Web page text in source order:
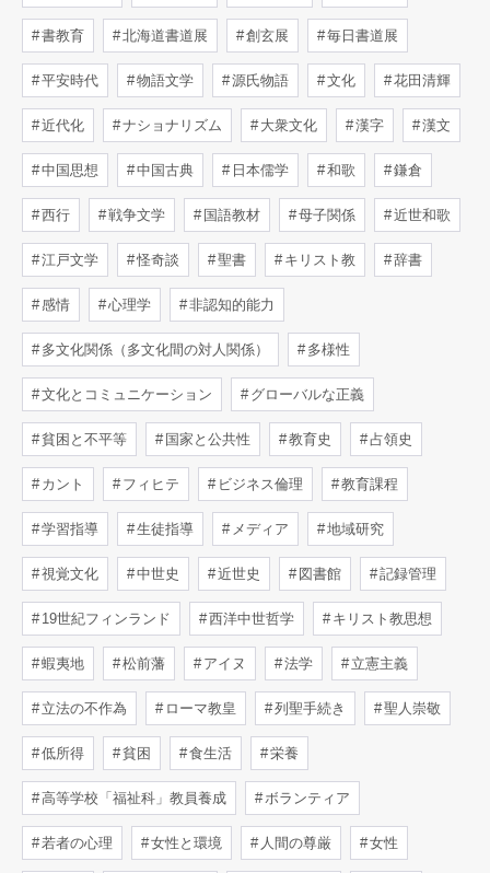
書教育 北海道書道展 創玄展 毎日書道展
平安時代 物語文学 源氏物語 文化 花田清輝
近代化 ナショナリズム 大衆文化 漢字 漢文
中国思想 中国古典 日本儒学 和歌 鎌倉
西行 戦争文学 国語教材 母子関係 近世和歌
江戸文学 怪奇談 聖書 キリスト教 辞書
感情 心理学 非認知的能力
多文化関係（多文化間の対人関係） 多様性
文化とコミュニケーション グローバルな正義
貧困と不平等 国家と公共性 教育史 占領史
カント フィヒテ ビジネス倫理 教育課程
学習指導 生徒指導 メディア 地域研究
視覚文化 中世史 近世史 図書館 記録管理
19世紀フィンランド 西洋中世哲学 キリスト教思想
蝦夷地 松前藩 アイヌ 法学 立憲主義
立法の不作為 ローマ教皇 列聖手続き 聖人崇敬
低所得 貧困 食生活 栄養
高等学校「福祉科」教員養成 ボランティア
若者の心理 女性と環境 人間の尊厳 女性